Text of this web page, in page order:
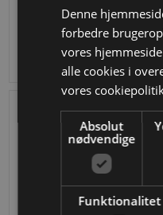
Locinox 54 mm cylinder GSX
DKK 151,25
Denne
forbedre
vores
alle cookies i
vores
Absolut
nødvendige
Funktionalitet